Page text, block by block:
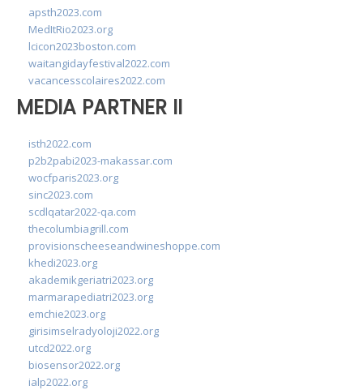
apsth2023.com
MedItRio2023.org
lcicon2023boston.com
waitangidayfestival2022.com
vacancesscolaires2022.com
MEDIA PARTNER II
isth2022.com
p2b2pabi2023-makassar.com
wocfparis2023.org
sinc2023.com
scdlqatar2022-qa.com
thecolumbiagrill.com
provisionscheeseandwineshoppe.com
khedi2023.org
akademikgeriatri2023.org
marmarapediatri2023.org
emchie2023.org
girisimselradyoloji2022.org
utcd2022.org
biosensor2022.org
ialp2022.org